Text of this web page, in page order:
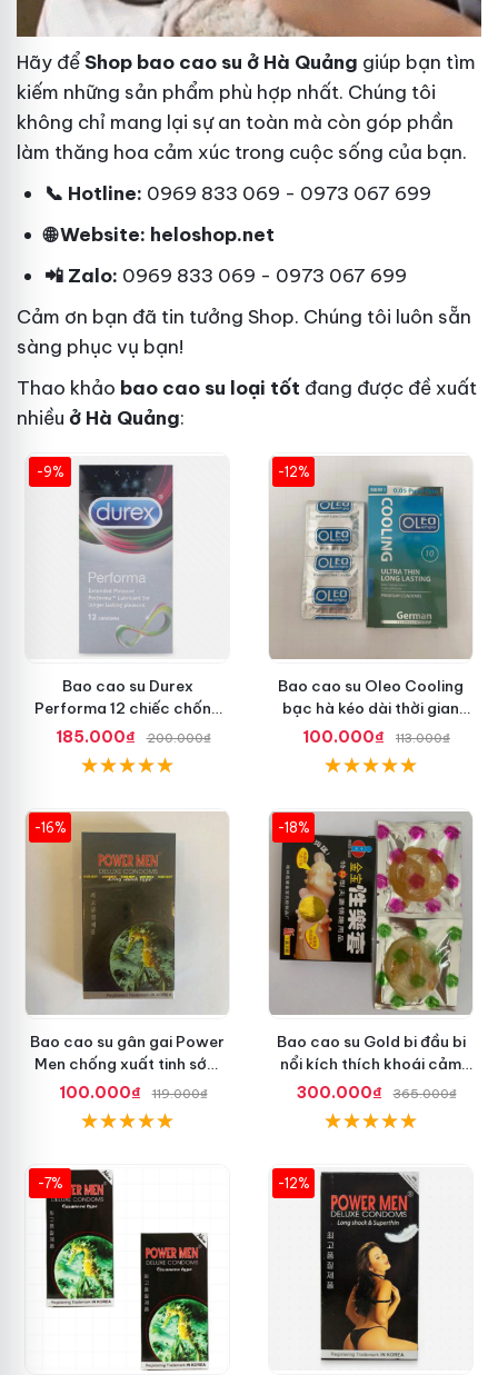
Hãy đểShop bao cao su ở Hà Quảng giúp bạn tìm
kiếm những sản phẩm phù hợp nhất. Chúng tôi
không chỉ mang lại sự an toàn mà còn góp phần
làm thăng hoa cảm xúc trong cuộc sống của bạn.
📞 Hotline: 0969 833 069 - 0973 067 699
🌐 Website: heloshop.net
📲 Zalo: 0969 833 069 - 0973 067 699
Cảm ơn bạn đã tin tưởng Shop. Chúng tôi luôn sẵn
sàng phục vụ bạn!
Thao khảo bao cao su loại tốt đang được đề xuất
nhiều ở Hà Quảng:
-9%
Bao cao su Durex
Performa 12 chiếc chống
xuất tinh sớm chuẩn Thái
Lan
185.000₫ 200.000₫
-12%
Bao cao su Oleo Cooling
bạc hà kéo dài thời gian
quan hệ an toàn
100.000₫ 113.000₫
-16%
Bao cao su gân gai Power
Men chống xuất tinh sớm
tăng khoái cảm
100.000₫ 119.000₫
-18%
Bao cao su Gold bi đầu bi
nổi kích thích khoái cảm
nhiều
300.000₫ 365.000₫
-7% -12%